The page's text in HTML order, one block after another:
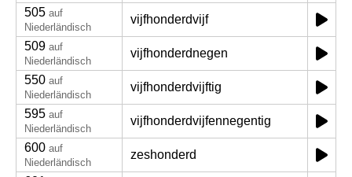
505 auf
Niederländisch
vijfhonderdvijf
509 auf
Niederländisch
vijfhonderdnegen
550 auf
Niederländisch
vijfhonderdvijftig
595 auf
Niederländisch
vijfhonderdvijfennegentig
600 auf
Niederländisch
zeshonderd